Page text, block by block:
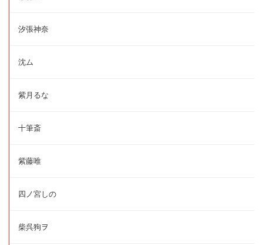
汐張神奈
沈ム
紫月るな
十筆斎
紫藤唯
四ノ宮しの
柴呉狗ヲ